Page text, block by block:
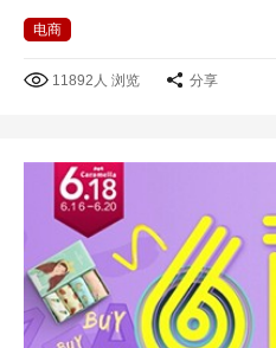
电商
11892人 浏览 分享